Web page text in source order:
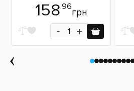
158.96
грн